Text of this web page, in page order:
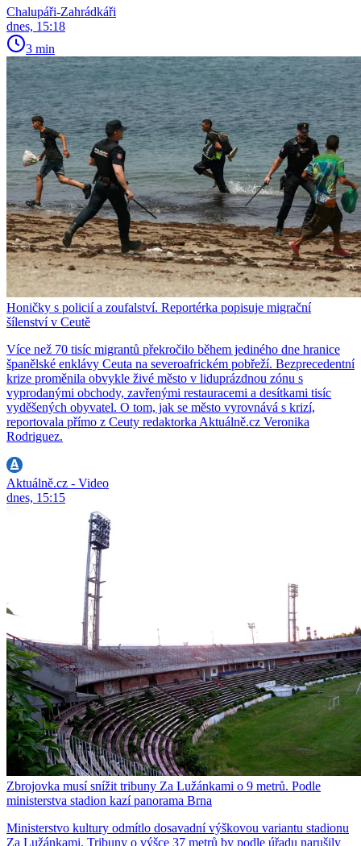
Chalupáři-Zahrádkáři
dnes, 15:18
3 min
Honičky s policií a zoufalství. Reportérka popisuje migrační
šílenství v Ceutě
Více než 70 tisíc migrantů překročilo během jediného dne hranice
španělské enklávy Ceuta na severoafrickém pobřeží. Bezprecedentní
krize proměnila obvykle živé město v liduprázdnou zónu s
vyprodanými obchody, zavřenými restauracemi a desítkami tisíc
vyděšených obyvatel. O tom, jak se město vyrovnává s krizí,
reportovala přímo z Ceuty redaktorka Aktuálně.cz Veronika
Rodriguez.
Aktuálně.cz - Video
dnes, 15:15
Zbrojovka musí snížit tribuny Za Lužánkami o 9 metrů. Podle
ministerstva stadion kazí panorama Brna
Ministerstvo kultury odmítlo dosavadní výškovou variantu stadionu
Za Lužánkami. Tribuny o výšce 37 metrů by podle úřadu narušily